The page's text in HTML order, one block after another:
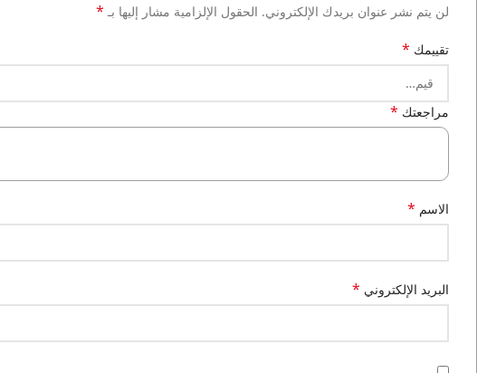
لن يتم نشر عنوان بريدك الإلكتروني. الحقول الإلزامية مشار إليها بـ *
تقييمك *
مراجعتك *
الاسم *
البريد الإلكتروني *